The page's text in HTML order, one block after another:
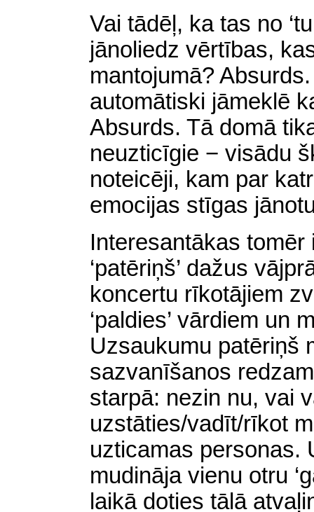
Vai tādēļ, ka tas no
jānoliedz vērtības,
mantojumā?
automātiski jāmeklē
Absurds. Tā domā
neuzticīgie − visādu
noteicēji, kam par
emocijas stīgas
Interesantākas
‘patēriņš’ dažus
koncertu rīkotājiem
‘paldies’ vārdiem un
Uzsaukumu patēriņš
sazvanīšanos
starpā: nezin nu, vai
uzstāties/vadīt/rīkot
uzticamas personas.
mudināja vienu otru
laikā doties tālā